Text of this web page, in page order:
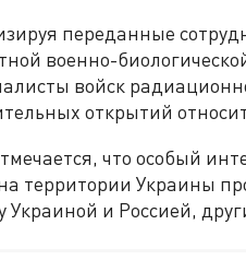
переданные
военно-
войск
открытий
что особый
территории Украины
Украиной и Россией,